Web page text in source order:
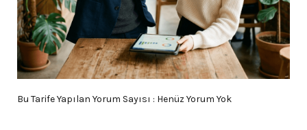
Bu Tarife Yapılan Yorum Sayısı : Henüz Yorum Yok